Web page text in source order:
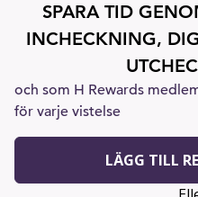
SPARA TID
INCHECKNING,
och som H Rewards
för varje vistelse
LÄGG TILL